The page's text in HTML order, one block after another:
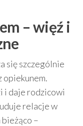
– więź i
się szczególnie
opiekunem.
i daje rodzicowi
relacje w
bieżąco –